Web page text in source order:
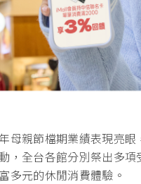
母親節檔期業績表現亮
，全台各館分別祭出多
多元的休閒消費體驗。